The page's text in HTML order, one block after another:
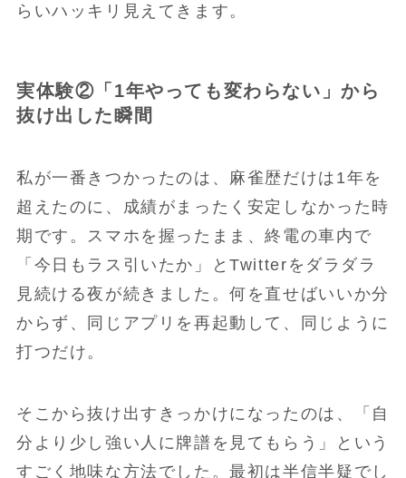
らいハッキリ見えてきます。
実体験②「1年やっても変わらない」から
抜け出した瞬間
私が一番きつかったのは、麻雀歴だけは1年を
超えたのに、成績がまったく安定しなかった時
期です。スマホを握ったまま、終電の車内で
「今日もラス引いたか」とTwitterをダラダラ
見続ける夜が続きました。何を直せばいいか分
からず、同じアプリを再起動して、同じように
打つだけ。
そこから抜け出すきっかけになったのは、「自
分より少し強い人に牌譜を見てもらう」という
すごく地味な方法でした。最初は半信半疑でし